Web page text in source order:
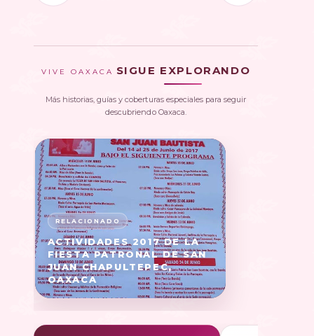
VIVE OAXACA SIGUE EXPLORANDO
Más historias, guías y coberturas especiales para seguir
descubriendo Oaxaca.
ACTIVIDADES 2017 DE LA
FIESTA PATRONAL DE SAN
JUAN CHAPULTEPEC,
OAXACA